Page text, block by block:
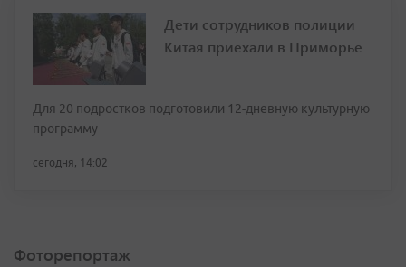
Дети сотрудников полиции
Китая приехали в Приморье
Для 20 подростков подготовили 12-дневную культурную
программу
сегодня, 14:02
Фоторепортаж